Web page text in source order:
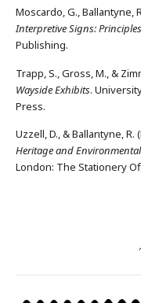
Moscardo, G., Ballantyne,
Interpretive Signs:
Publishing.
Trapp, S., Gross, M., &
Wayside Exhibits.
Press.
Uzzell, D., & Ballantyne, R.
Heritage and
London: The Stationery